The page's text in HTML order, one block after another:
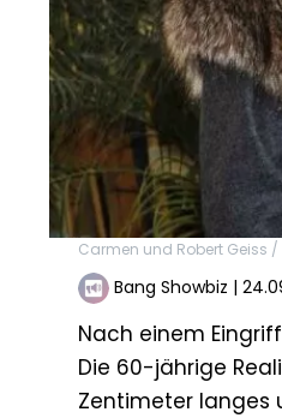
Carmen und Robert Geiss /
Bang Showbiz |
Nach einem
Die 60-jährige
Zentimeter langes